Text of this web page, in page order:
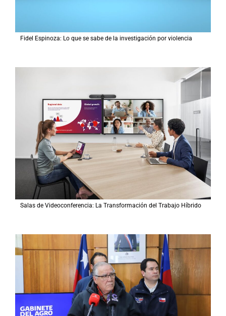
Fidel Espinoza: Lo que se sabe de la investigación por violencia
Salas de Videoconferencia: La Transformación del Trabajo Híbrido